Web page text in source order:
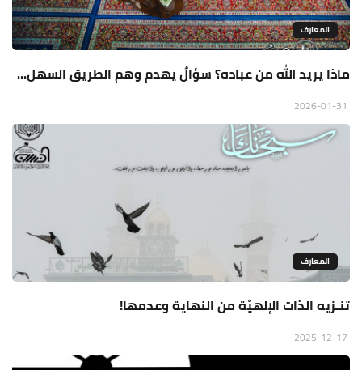
المعارف
ماذا يريد الله من عباده؟ سؤالٌ يهدم وهم الطريق السهل...
المعارف
تنـزيه الذات الإلهيّة من النهاية وعدمها!